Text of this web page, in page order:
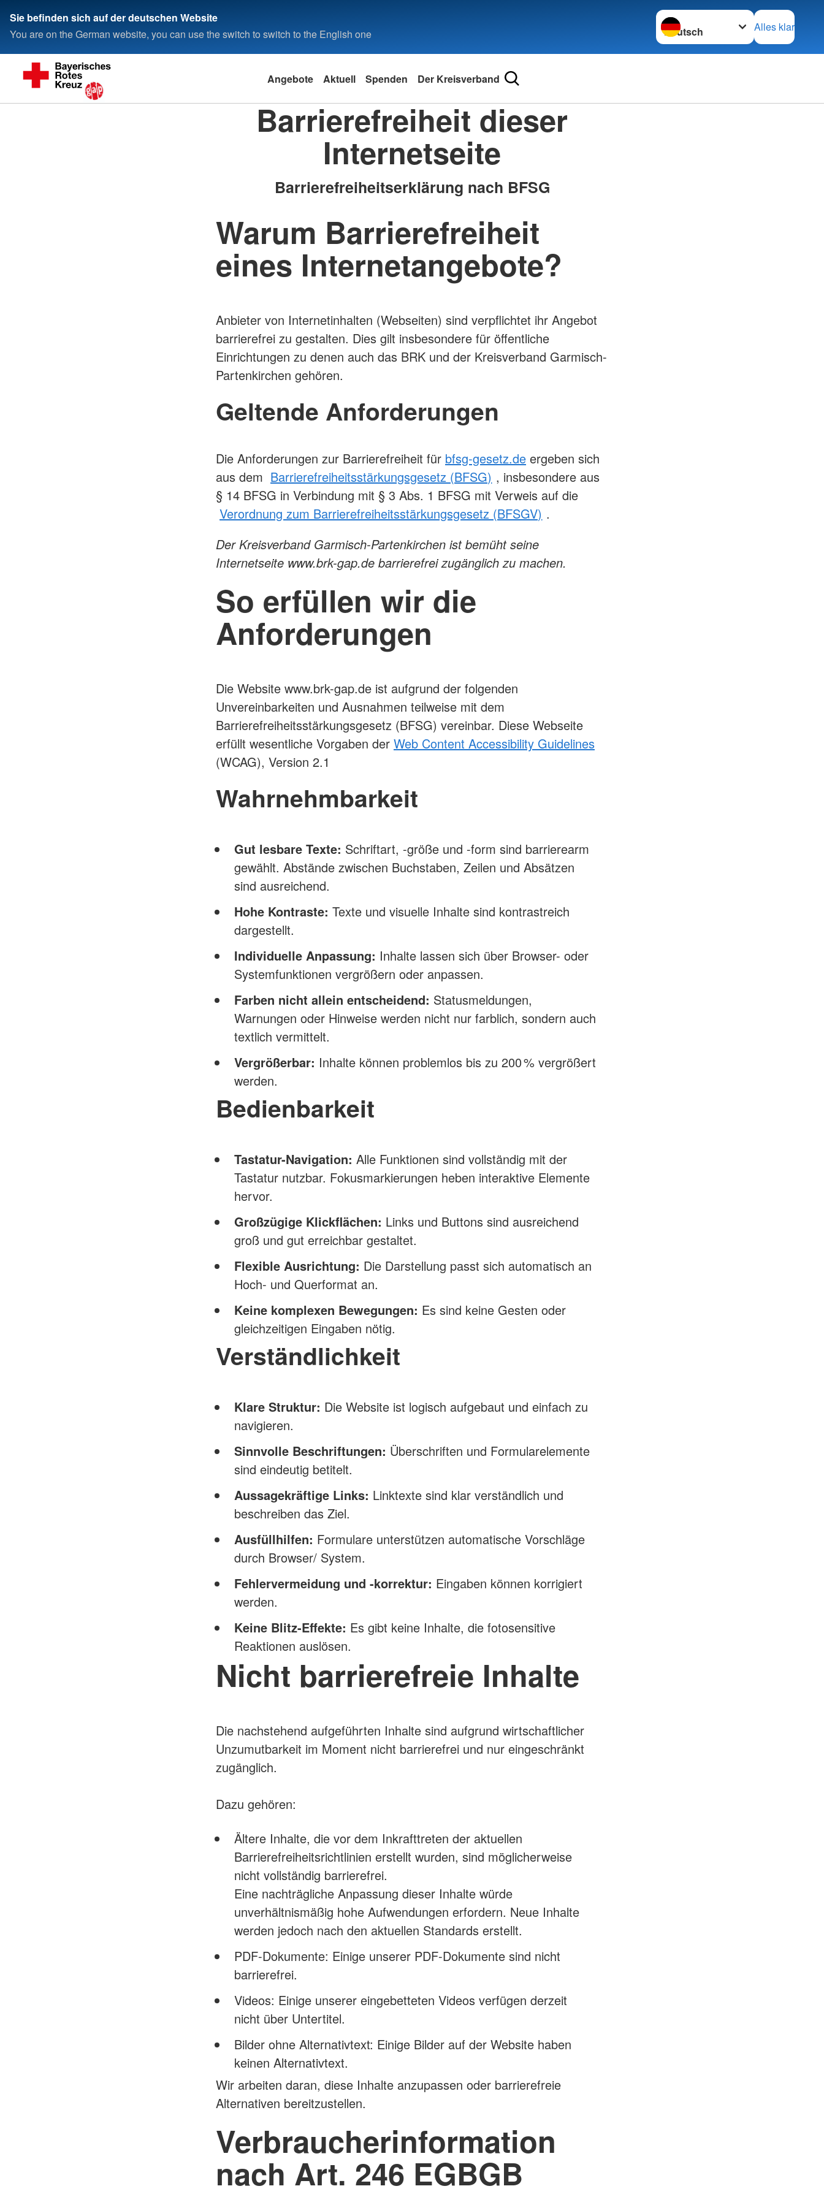
Sie befinden sich auf der deutschen Website
You are on the German website, you can use the switch to switch to the English one
Sprache wechseln zu
Alles klar
Angebote Aktuell Spenden Der Kreisverband
Barrierefreiheit dieser
Internetseite
Barrierefreiheitserklärung nach BFSG
Warum Barrierefreiheit
eines Internetangebote?
Anbieter von Internetinhalten (Webseiten) sind verpflichtet ihr Angebot
barrierefrei zu gestalten. Dies gilt insbesondere für öffentliche
Einrichtungen zu denen auch das BRK und der Kreisverband Garmisch-
Partenkirchen gehören.
Geltende Anforderungen
Die Anforderungen zur Barrierefreiheit für bfsg-gesetz.de ergeben sich
aus dem Barrierefreiheitsstärkungsgesetz (BFSG) , insbesondere aus
§ 14 BFSG in Verbindung mit § 3 Abs. 1 BFSG mit Verweis auf die
Verordnung zum Barrierefreiheitsstärkungsgesetz (BFSGV) .
Der Kreisverband Garmisch-Partenkirchen ist bemüht seine
Internetseite www.brk-gap.de barrierefrei zugänglich zu machen.
So erfüllen wir die
Anforderungen
Die Website www.brk-gap.de ist aufgrund der folgenden
Unvereinbarkeiten und Ausnahmen teilweise mit dem
Barrierefreiheitsstärkungsgesetz (BFSG) vereinbar. Diese Webseite
erfüllt wesentliche Vorgaben der Web Content Accessibility Guidelines
(WCAG), Version 2.1
Wahrnehmbarkeit
Gut lesbare Texte: Schriftart, -größe und -form sind barrierearm
gewählt. Abstände zwischen Buchstaben, Zeilen und Absätzen
sind ausreichend.
Hohe Kontraste: Texte und visuelle Inhalte sind kontrastreich
dargestellt.
Individuelle Anpassung: Inhalte lassen sich über Browser- oder
Systemfunktionen vergrößern oder anpassen.
Farben nicht allein entscheidend: Statusmeldungen,
Warnungen oder Hinweise werden nicht nur farblich, sondern auch
textlich vermittelt.
Vergrößerbar: Inhalte können problemlos bis zu 200 % vergrößert
werden.
Bedienbarkeit
Tastatur-Navigation: Alle Funktionen sind vollständig mit der
Tastatur nutzbar. Fokusmarkierungen heben interaktive Elemente
hervor.
Großzügige Klickflächen: Links und Buttons sind ausreichend
groß und gut erreichbar gestaltet.
Flexible Ausrichtung: Die Darstellung passt sich automatisch an
Hoch- und Querformat an.
Keine komplexen Bewegungen: Es sind keine Gesten oder
gleichzeitigen Eingaben nötig.
Verständlichkeit
Klare Struktur: Die Website ist logisch aufgebaut und einfach zu
navigieren.
Sinnvolle Beschriftungen: Überschriften und Formularelemente
sind eindeutig betitelt.
Aussagekräftige Links: Linktexte sind klar verständlich und
beschreiben das Ziel.
Ausfüllhilfen: Formulare unterstützen automatische Vorschläge
durch Browser/ System.
Fehlervermeidung und -korrektur: Eingaben können korrigiert
werden.
Keine Blitz-Effekte: Es gibt keine Inhalte, die fotosensitive
Reaktionen auslösen.
Nicht barrierefreie Inhalte
Die nachstehend aufgeführten Inhalte sind aufgrund wirtschaftlicher
Unzumutbarkeit im Moment nicht barrierefrei und nur eingeschränkt
zugänglich.
Dazu gehören:
Ältere Inhalte, die vor dem Inkrafttreten der aktuellen
Barrierefreiheitsrichtlinien erstellt wurden, sind möglicherweise
nicht vollständig barrierefrei.
Eine nachträgliche Anpassung dieser Inhalte würde
unverhältnismäßig hohe Aufwendungen erfordern. Neue Inhalte
werden jedoch nach den aktuellen Standards erstellt.
PDF-Dokumente: Einige unserer PDF-Dokumente sind nicht
barrierefrei.
Videos: Einige unserer eingebetteten Videos verfügen derzeit
nicht über Untertitel.
Bilder ohne Alternativtext: Einige Bilder auf der Website haben
keinen Alternativtext.
Wir arbeiten daran, diese Inhalte anzupassen oder barrierefreie
Alternativen bereitzustellen.
Verbraucherinformation
nach Art. 246 EGBGB